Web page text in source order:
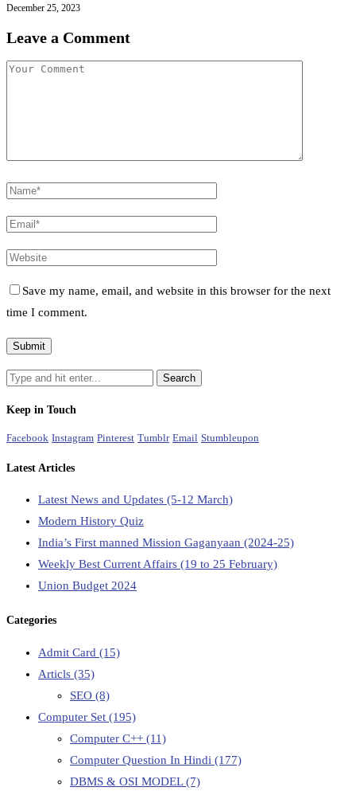
December 25, 2023
Leave a Comment
Save my name, email, and website in this browser for the next
time I comment.
Keep in Touch
Facebook Instagram Pinterest Tumblr Email Stumbleupon
Latest Articles
Latest News and Updates (5-12 March)
Modern History Quiz
India’s First manned Mission Gaganyaan (2024-25)
Weekly Best Current Affairs (19 to 25 February)
Union Budget 2024
Categories
Admit Card (15)
Articls (35)
SEO (8)
Computer Set (195)
Computer C++ (11)
Computer Question In Hindi (177)
DBMS & OSI MODEL(7)